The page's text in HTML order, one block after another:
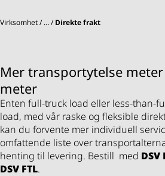
Virksomhet … Direkte frakt
Mer transportytelse
meter
Enten full-truck load eller less-than-
load, med vår raske og fleksible
kan du forvente mer individuell
omfattende liste over
henting til levering. Bestill med DSV
DSV FTL.